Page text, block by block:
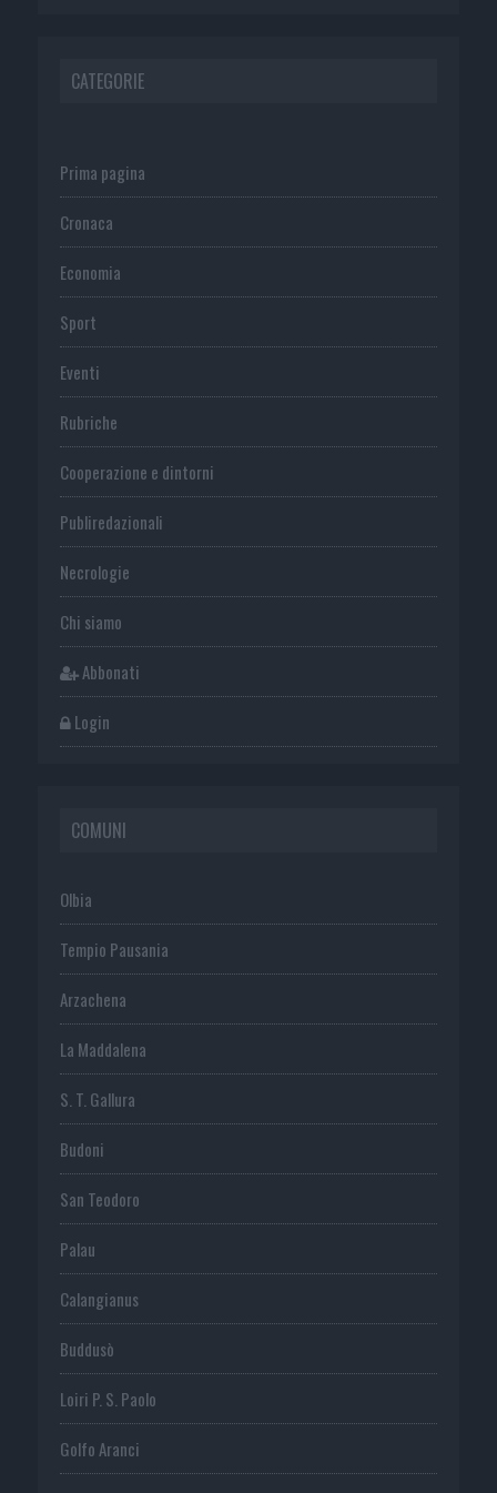
CATEGORIE
Prima pagina
Cronaca
Economia
Sport
Eventi
Rubriche
Cooperazione e dintorni
Publiredazionali
Necrologie
Chi siamo
Abbonati
Login
COMUNI
Olbia
Tempio Pausania
Arzachena
La Maddalena
S. T. Gallura
Budoni
San Teodoro
Palau
Calangianus
Buddusò
Loiri P. S. Paolo
Golfo Aranci